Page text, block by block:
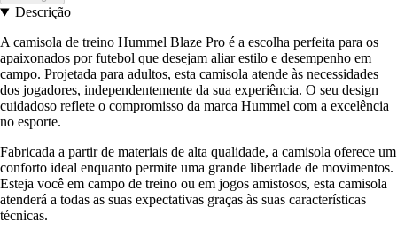
Descrição
A camisola de treino Hummel Blaze Pro é a escolha perfeita para os
apaixonados por futebol que desejam aliar estilo e desempenho em
campo. Projetada para adultos, esta camisola atende às necessidades
dos jogadores, independentemente da sua experiência. O seu design
cuidadoso reflete o compromisso da marca Hummel com a excelência
no esporte.
Fabricada a partir de materiais de alta qualidade, a camisola oferece um
conforto ideal enquanto permite uma grande liberdade de movimentos.
Esteja você em campo de treino ou em jogos amistosos, esta camisola
atenderá a todas as suas expectativas graças às suas características
técnicas.